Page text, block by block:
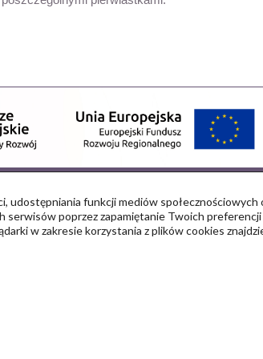
Projekty UE
funkcji mediów społecznościowych
serwisów poprzez zapamiętanie Twoich
w zakresie korzystania z plików cookies